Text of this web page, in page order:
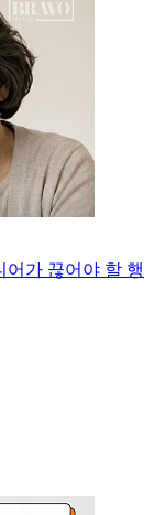
어가 끊어야 할 행